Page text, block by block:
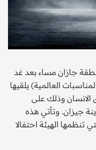
جازان مساء بعد غد
العالمية) يلقيها
الانسان وذلك على
جيزان. وتأتي هذه
تنظمها الهيئة احتفالا